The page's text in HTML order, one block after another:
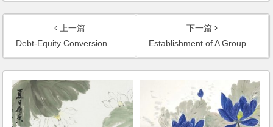
上一篇
Debt-Equity Conversion Case of Shanghai Asia Pioneer Pharmaceutical Co., Ltd.
下一篇
Establishment of A Group Company: Shanghai Huabo Science and Technology Group